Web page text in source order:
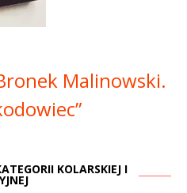
Malinowski.
KOLARSKIEJ I